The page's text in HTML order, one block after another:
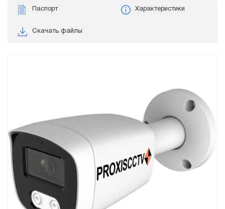
Паспорт Характеристики
Скачать файлы